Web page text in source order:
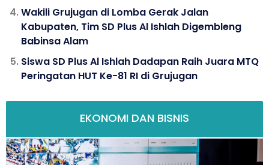
Wakili Grujugan di Lomba Gerak Jalan
Kabupaten, Tim SD Plus Al Ishlah Digembleng
Babinsa Alam
Siswa SD Plus Al Ishlah Dadapan Raih Juara MTQ
Peringatan HUT Ke-81 RI di Grujugan
EKONOMI DAN BISNIS